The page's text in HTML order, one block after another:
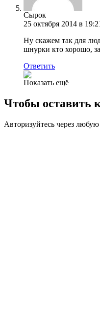
Сырок
25 октября 2014 в
Ну скажем так для
шнурки кто хорошо,
Ответить
Показать ещё
Чтобы оставить
Авторизуйтесь через любую